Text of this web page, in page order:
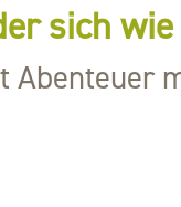
sich